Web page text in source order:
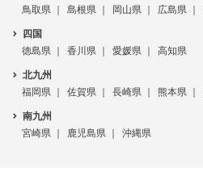
鳥取県
島根県 岡山県 広島県
四国
徳島県
香川県 愛媛県 高知県
北九州
福岡県
佐賀県 長崎県 熊本県
南九州
宮崎県
鹿児島県 沖縄県